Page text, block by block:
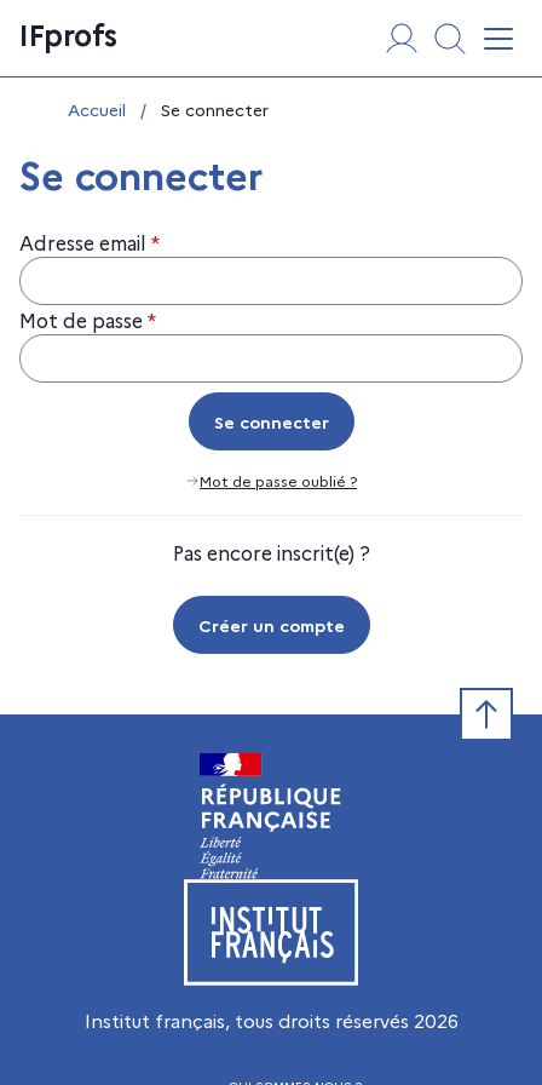
au
contenu
IFprofs
Vous êtes ici :
Accueil / Se connecter
Se connecter
Adresse email *
Mot de passe *
Se connecter
Se connecter
Mot de passe oublié ?
Pas encore inscrit(e) ?
Créer un compte
Visiter le site de l’Institut français
Institut français, tous droits réservés 2026